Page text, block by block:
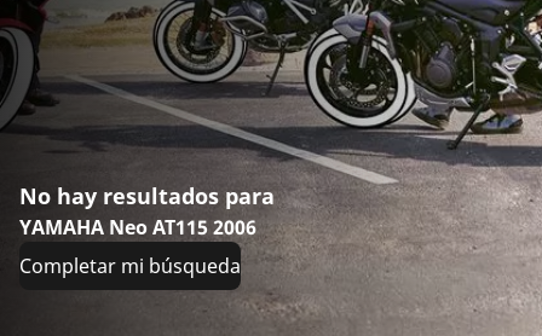
No hay resultados para
YAMAHA Neo AT115 2006
Completar mi búsqueda